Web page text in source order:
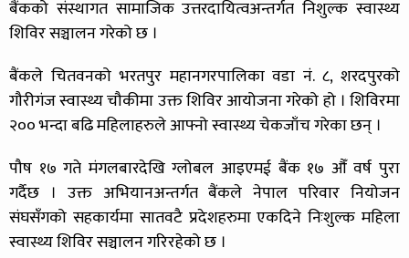
बैंकको संस्थागत सामाजिक उत्तरदायित्वअन्तर्गत निशुल्क स्वास्थ्य
शिविर सञ्चालन गरेको छ ।
बैंकले चितवनको भरतपुर महानगरपालिका वडा नं. ८, शरदपुरको
गौरीगंज स्वास्थ्य चौकीमा उक्त शिविर आयोजना गरेको हो । शिविरमा
२०० भन्दा बढि महिलाहरुले आफ्नो स्वास्थ्य चेकजाँच गरेका छन् ।
पौष १७ गते मंगलबारदेखि ग्लोबल आइएमई बैंक १७ औँ वर्ष पुरा
गर्दैछ । उक्त अभियानअन्तर्गत बैंकले नेपाल परिवार नियोजन
संघसँगको सहकार्यमा सातवटै प्रदेशहरुमा एकदिने निःशुल्क महिला
स्वास्थ्य शिविर सञ्चालन गरिरहेको छ ।